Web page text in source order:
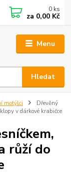
Menu
Hledat
0 ks
za 0,00 Kč
motýlci
Dřevěný
v dárkové krabičce
růží do